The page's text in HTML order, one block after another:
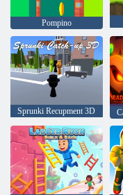
Pompino
Sprunki Recupment 3D